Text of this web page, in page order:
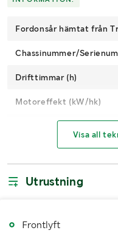
Fordonsår hämtat från
Chassinummer/
Drifttimmar (h)
Motoreffekt (kW/hk)
Snabbgående
Dimensioner däck fram
Visa all
Utrustning
Frontlyft